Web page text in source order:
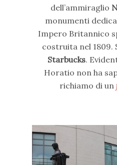
dell’ammiraglio
monumenti
Impero Britannico
costruita nel 1809.
Starbucks.
Horatio non ha
richiamo di un